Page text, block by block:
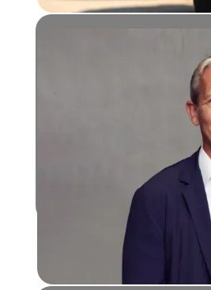
"Heimat ist dort, wo meine
Familie verwurzelt ist und wir